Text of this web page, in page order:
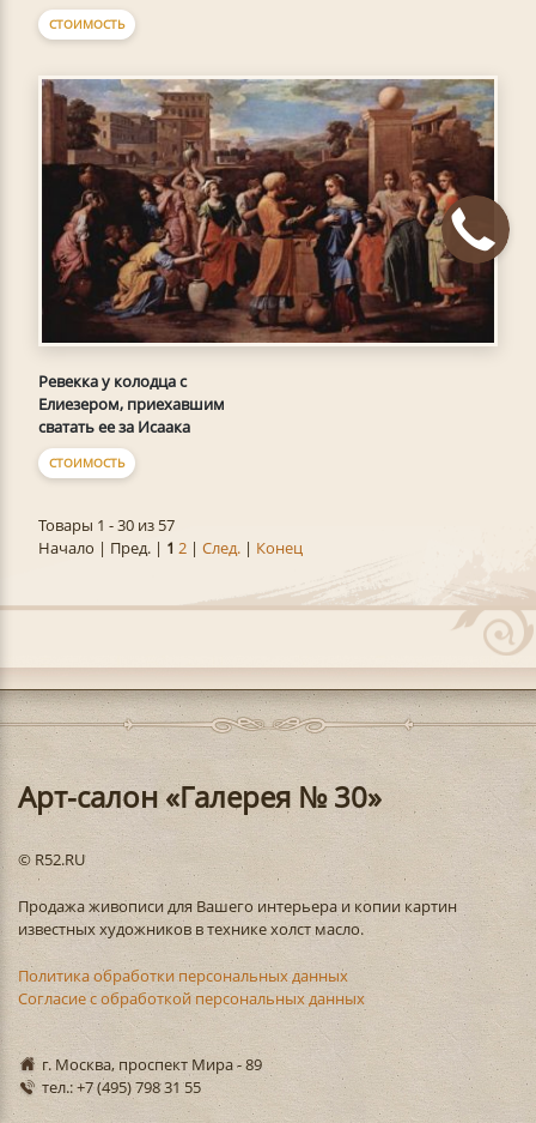
СТОИМОСТЬ
Ревекка у колодца с
Елиезером, приехавшим
сватать ее за Исаака
СТОИМОСТЬ
Товары 1 - 30 из 57
Начало | Пред. | 1 2 | След. | Конец
Арт-салон «Галерея № 30»
© R52.RU
Продажа живописи для Вашего интерьера и копии картин
известных художников в технике холст масло.
Политика обработки персональных данных
Согласие с обработкой персональных данных
г. Москва, проспект Мира - 89
тел.: +7 (495) 798 31 55